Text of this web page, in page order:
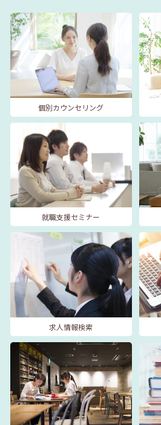
個別カウンセリング
就職支援セミナー
求人情報検索